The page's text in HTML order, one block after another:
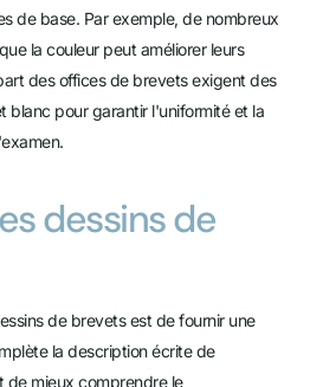
de base. Par exemple, de nombreux
la couleur peut améliorer leurs
des offices de brevets exigent des
blanc pour garantir l'uniformité et la
dessins de
de brevets est de fournir une
la description écrite de
de mieux comprendre le